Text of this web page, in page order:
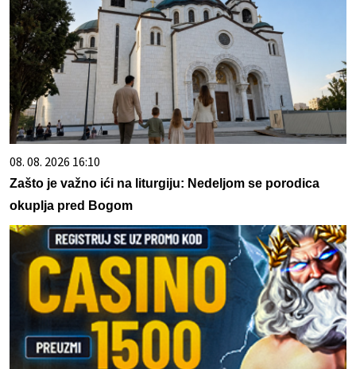
08. 08. 2026 16:10
Zašto je važno ići na liturgiju: Nedeljom se porodica
okuplja pred Bogom